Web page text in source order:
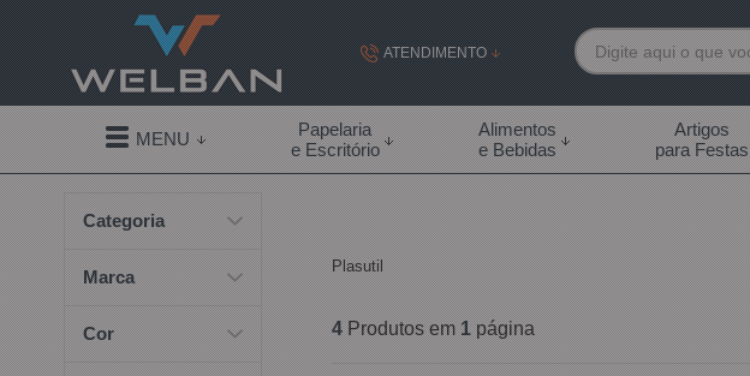
ATENDIMENTO
(19) 99855-7892
(19) 99855-7892
contato@welban.com.br
Segunda à sexta - 08:30h às 18:00h Sábados -
09:00h às 14:00h
MENU
Papelaria
e Escritório
Alimentos
e Bebidas
Artigos
para Festas
Categoria
Marca
Cor
Plasutil
4 Produtos em 1 página